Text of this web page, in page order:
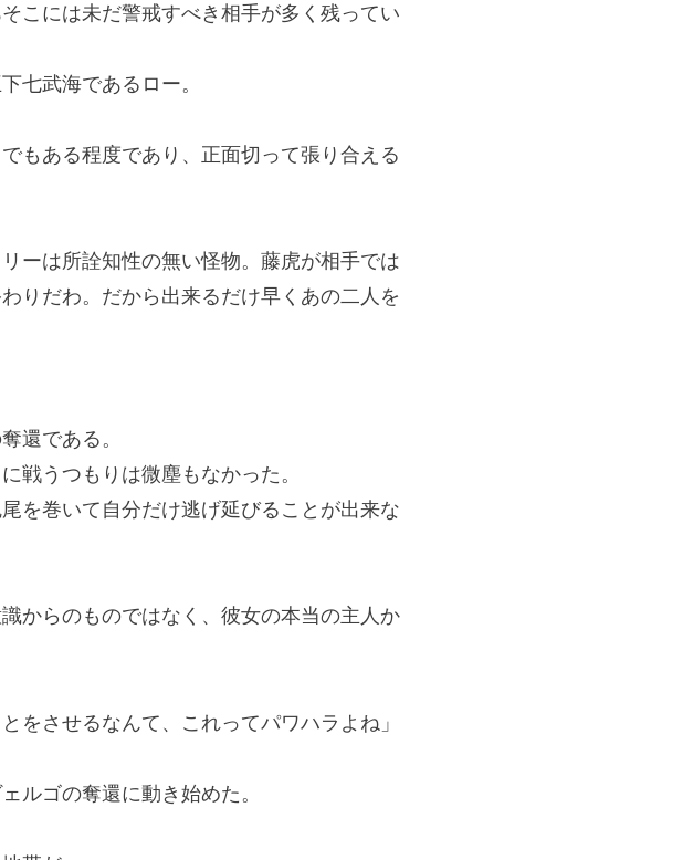
こには未だ警戒すべき相手が多く残ってい
七武海であるロー。
もある程度であり、正面切って張り合える
ーは所詮知性の無い怪物。藤虎が相手では
りだわ。だから出来るだけ早くあの二人を
還である。
戦うつもりは微塵もなかった。
を巻いて自分だけ逃げ延びることが出来な
からのものではなく、彼女の本当の主人か
をさせるなんて、これってパワハラよね」
ルゴの奪還に動き始めた。